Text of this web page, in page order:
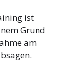
ist
Grund
am